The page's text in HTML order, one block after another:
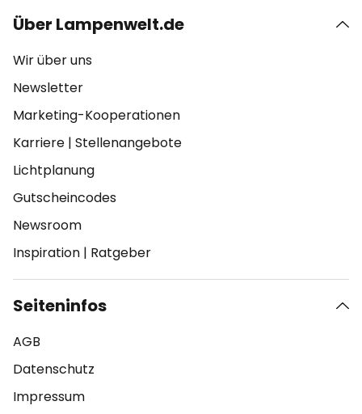
Über Lampenwelt.de
Wir über uns
Newsletter
Marketing-Kooperationen
Karriere | Stellenangebote
Lichtplanung
Gutscheincodes
Newsroom
Inspiration | Ratgeber
Seiteninfos
AGB
Datenschutz
Impressum